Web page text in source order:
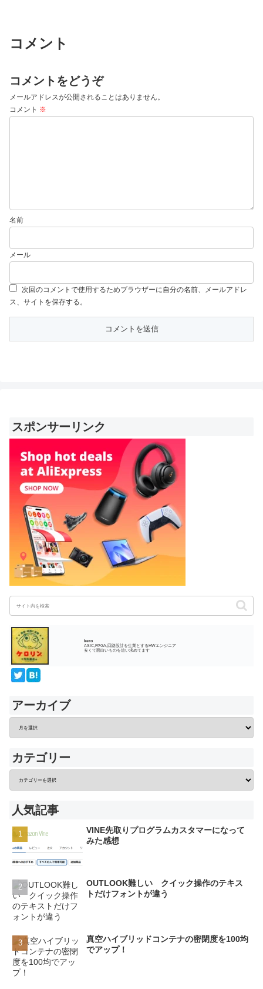
コメント
コメントをどうぞ
メールアドレスが公開されることはありません。
コメント ※
名前
メール
次回のコメントで使用するためブラウザーに自分の名前、メールアドレ
ス、サイトを保存する。
スポンサーリンク
kero
ASIC,FPGA,回路設計を生業とするHWエンジニア
安くて面白いものを追い求めてます
アーカイブ
カテゴリー
人気記事
VINE先取りプログラムカスタマーになって
みた感想
OUTLOOK難しい クイック操作のテキス
トだけフォントが違う
真空ハイブリッドコンテナの密閉度を100均
でアップ！